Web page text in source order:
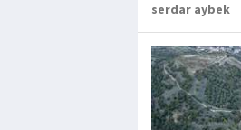
serdar aybek